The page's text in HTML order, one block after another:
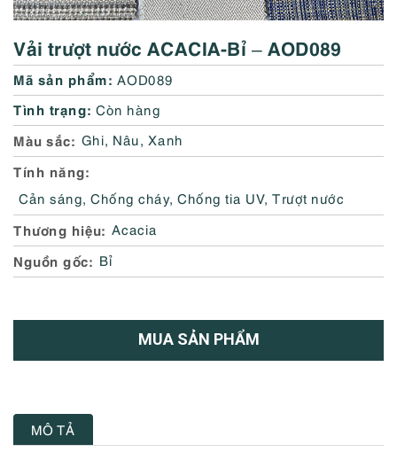
Vải trượt nước ACACIA-Bỉ – AOD089
Mã sản phẩm: AOD089
Tình trạng: Còn hàng
Màu sắc Ghi, Nâu, Xanh
Tính năng
Cản sáng, Chống cháy, Chống tia UV, Trượt nước
Thương hiệu Acacia
Nguồn gốc Bỉ
MUA SẢN PHẨM
MÔ TẢ